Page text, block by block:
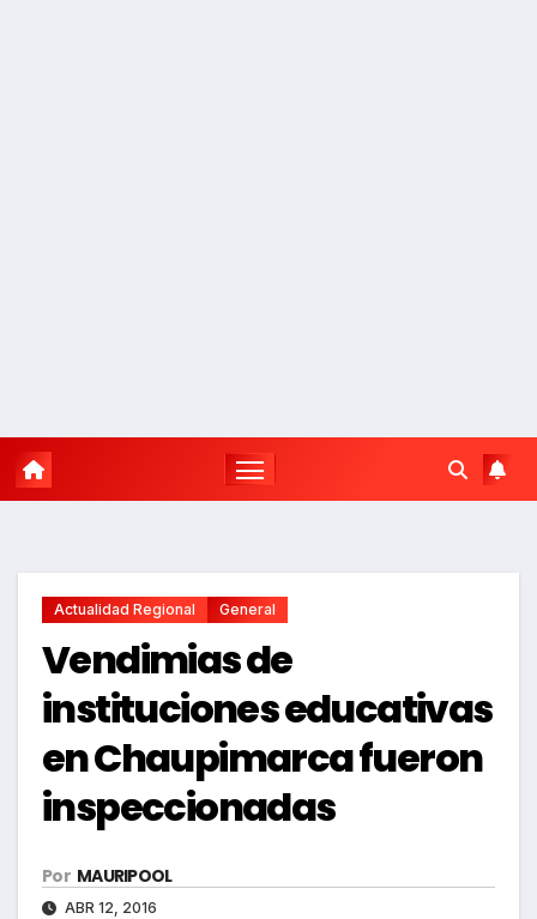
Actualidad Regional General
Vendimias de
instituciones educativas
en Chaupimarca fueron
inspeccionadas
Por MAURIPOOL
ABR 12, 2016